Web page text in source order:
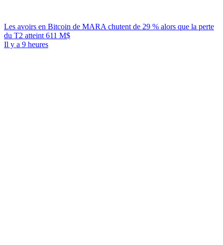
Les avoirs en Bitcoin de MARA chutent de 29 % alors que la perte
du T2 atteint 611 M$
Il y a 9 heures